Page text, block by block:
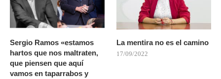
Sergio Ramos «estamos
hartos que nos maltraten,
que piensen que aquí
vamos en taparrabos y
La mentira no es el camino
17/09/2022